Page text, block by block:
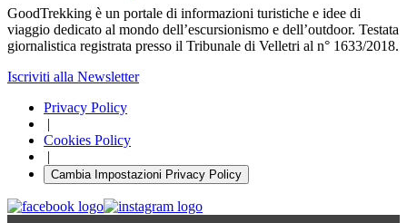
GoodTrekking è un portale di informazioni turistiche e idee di
viaggio dedicato al mondo dell’escursionismo e dell’outdoor. Testata
giornalistica registrata presso il Tribunale di Velletri al n° 1633/2018.
Iscriviti alla Newsletter
Privacy Policy
|
Cookies Policy
|
Cambia Impostazioni Privacy Policy